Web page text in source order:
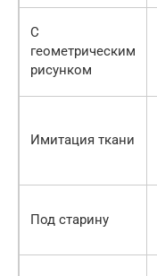
С
геометрическим
рисунком
Имитация ткани
Под старину